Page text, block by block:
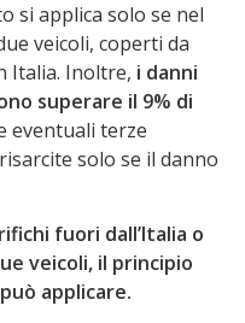
si applica solo se nel
veicoli, coperti da
Italia. Inoltre, i danni
superare il 9% di
eventuali terze
solo se il danno
fuori dall’Italia o
veicoli, il principio
applicare.